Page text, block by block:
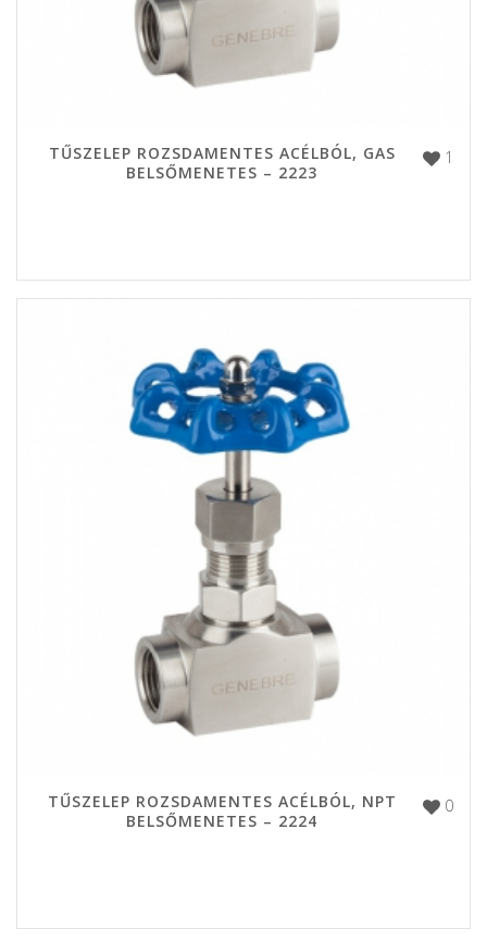
1
TŰSZELEP ROZSDAMENTES ACÉLBÓL, GAS
BELSŐMENETES – 2223
0
TŰSZELEP ROZSDAMENTES ACÉLBÓL, NPT
BELSŐMENETES – 2224